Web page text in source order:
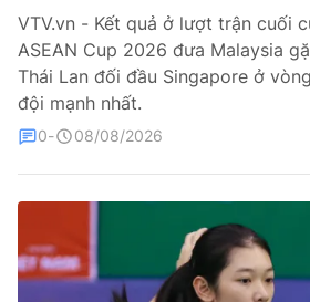
Cơ quan báo chí:Thời báo VTV
Giấy phép hoạt động báo in và báo
cấp ngày 29/12/2023
Tổng Biên tập:Vũ Thanh Thủy
Phó Tổng Biên tập:Nguyễn Thị Mỹ Hạnh,
Liên hệ quảng cáo:
0966 196 377
Email:toasoan@vtv.vn
VTV.vn - Kết quả ở lượt trận cuối
ASEAN Cup 2026 đưa Malaysia
Thái Lan đối đầu Singapore ở
đội mạnh nhất.
0 08/08/2026